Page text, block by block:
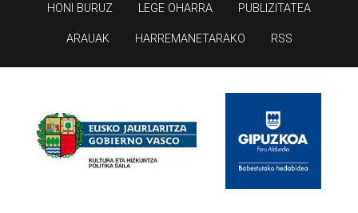
HONI BURUZ LEGE OHARRA PUBLIZITATEA
ARAUAK HARREMANETARAKO RSS